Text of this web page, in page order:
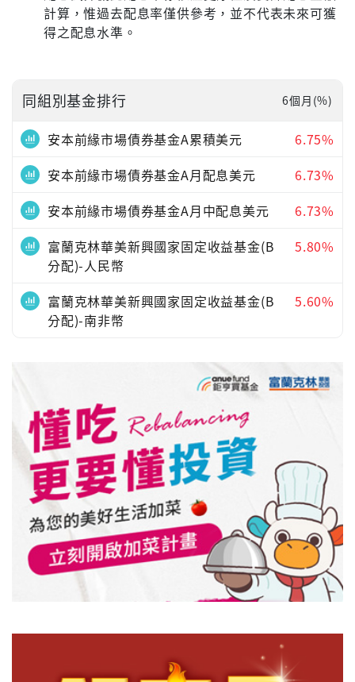
計算，惟過去配息率僅供參考，並不代表未來可獲
得之配息水準。
同組別基金排行 6個月(%)
安本前緣市場債券基金A累積美元
6.75%
安本前緣市場債券基金A月配息美元
6.73%
安本前緣市場債券基金A月中配息美元
6.73%
富蘭克林華美新興國家固定收益基金(B
分配)-人民幣
5.80%
富蘭克林華美新興國家固定收益基金(B
分配)-南非幣
5.60%